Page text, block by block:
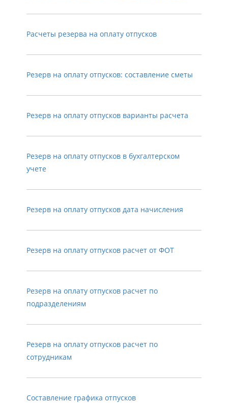
Расчеты резерва на оплату отпусков
Резерв на оплату отпусков: составление сметы
Резерв на оплату отпусков варианты расчета
Резерв на оплату отпусков в бухгалтерском
учете
Резерв на оплату отпусков дата начисления
Резерв на оплату отпусков расчет от ФОТ
Резерв на оплату отпусков расчет по
подразделениям
Резерв на оплату отпусков расчет по
сотрудникам
Составление графика отпусков